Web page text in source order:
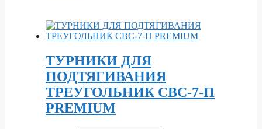
ТУРНИКИ ДЛЯ
ПОДТЯГИВАНИЯ
ТРЕУГОЛЬНИК СВС-7-П
PREMIUM